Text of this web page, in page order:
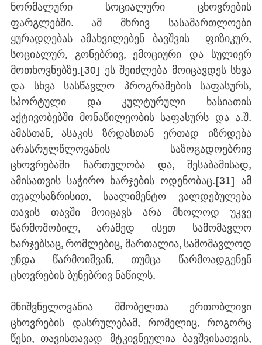
ნორმალური სოციალური ცხოვრების
ფარგლებში. ამ მხრივ სასამართლოები
ყურადღებას ამახვილებენ ბავშვის  ფიზიკურ,
სოციალურ, გონებრივ, ემოციური და სულიერ
მოთხოვნებზე.[30] ეს შეიძლება მოიცავდეს სხვა
და სხვა სასწავლო პროგრამების საფასურს,
სპორტული და კულტურული ხასიათის
აქტივობებში მონაწილეობის საფასურს და ა.შ.
ამასთან, ასაკის ზრდასთან ერთად იზრდება
არასრულწლოვანის საზოგადოებრივ
ცხოვრებაში ჩართულობა და, შესაბამისად,
ამისათვის საჭირო ხარჯების ოდენობაც.[31] ამ
თვალსაზრისით, საალიმენტო ვალდებულება
თავის თავში მოიცავს არა მხოლოდ უკვე
წარმოშობილ, არამედ ისეთ სამომავლო
ხარჯებსაც, რომლებიც, მართალია, სამომავლოდ
უნდა წარმოიშვან, თუმცა წარმოადგენენ
ცხოვრების ბუნებრივ ნაწილს.
მნიშვნელოვანია მშობელთა ერთობლივი
ცხოვრების დასრულებამ, რომელიც, როგორც
წესი, თავისთავად მტკივნეულია ბავშვისათვის,